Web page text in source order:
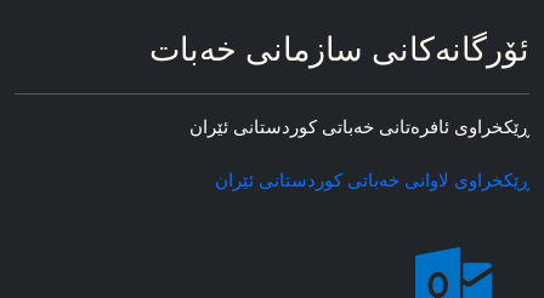
ئۆرگانه‌کانی سازمانی خه‌بات
ڕێکخراوی ئافره‌تانی خه‌باتی کوردستانی ئێران
ڕێکخراوی لاوانی خه‌باتی کوردستانی ئێران